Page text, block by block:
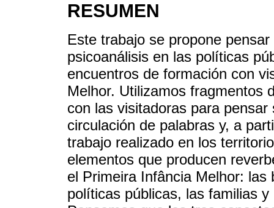
RESUMEN
Este trabajo se propone
psicoanálisis en las políticas
encuentros de formación con
Melhor. Utilizamos fragmentos
con las visitadoras para
circulación de palabras y, a
trabajo realizado en los
elementos que producen
el Primeira Infância Melhor:
políticas públicas, las familias